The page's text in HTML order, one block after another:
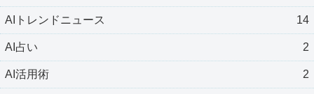
AIトレンドニュース 14
AI占い 2
AI活用術 2